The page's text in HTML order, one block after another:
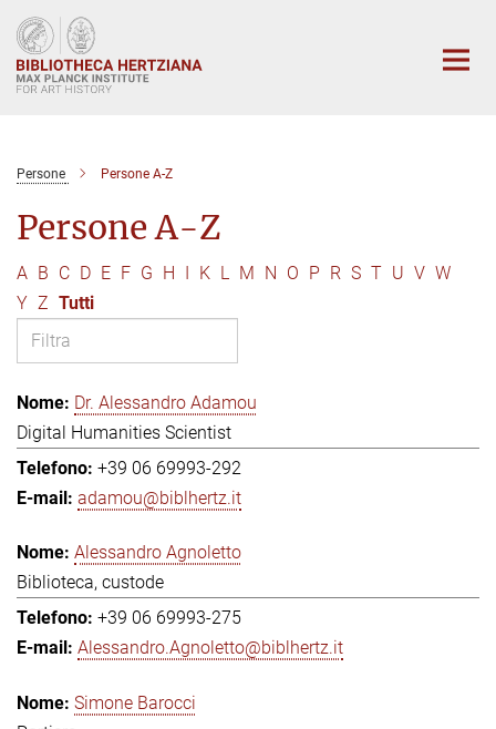
Main-
Content
Persone Persone A-Z
Persone A-Z
A B C D E F G H I K L M N O P R S T U V W
Y Z Tutti
Dr. Alessandro Adamou
Digital Humanities Scientist
+39 06 69993-292
adamou@biblhertz.it
Alessandro Agnoletto
Biblioteca, custode
+39 06 69993-275
Alessandro.Agnoletto@biblhertz.it
Simone Barocci